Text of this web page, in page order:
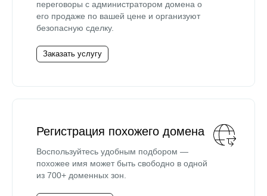
переговоры с администратором домена о
его продаже по вашей цене и организуют
безопасную сделку.
Заказать услугу
Регистрация похожего домена
Воспользуйтесь удобным подбором —
похожее имя может быть свободно в одной
из 700+ доменных зон.